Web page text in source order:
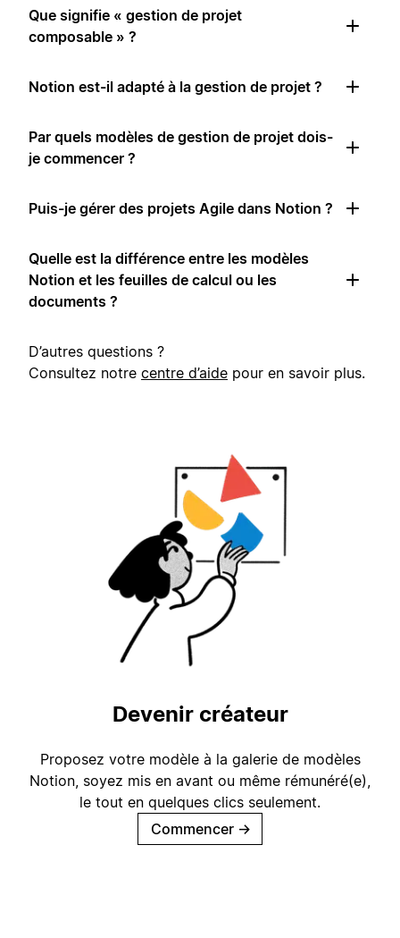
Que signifie « gestion de projet
composable » ?
Notion est-il adapté à la gestion de projet ?
Par quels modèles de gestion de projet dois-
je commencer ?
Puis-je gérer des projets Agile dans Notion ?
Quelle est la différence entre les modèles
Notion et les feuilles de calcul ou les
documents ?
D’autres questions ?
Consultez notre centre d’aide pour en savoir plus.
Devenir créateur
Proposez votre modèle à la galerie de modèles
Notion, soyez mis en avant ou même rémunéré(e),
le tout en quelques clics seulement.
Commencer →